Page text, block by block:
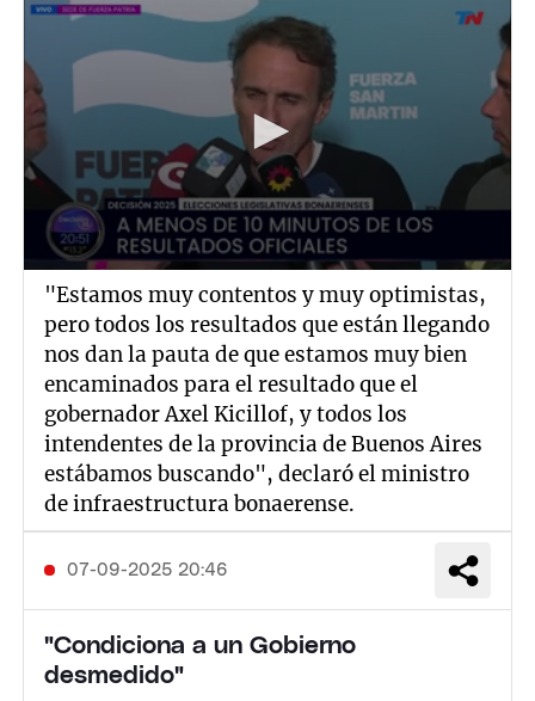
"Estamos muy contentos y muy optimistas,
pero todos los resultados que están llegando
nos dan la pauta de que estamos muy bien
encaminados para el resultado que el
gobernador Axel Kicillof, y todos los
intendentes de la provincia de Buenos Aires
estábamos buscando", declaró el ministro
de infraestructura bonaerense.
07-09-2025 20:46
"Condiciona a un Gobierno
desmedido"